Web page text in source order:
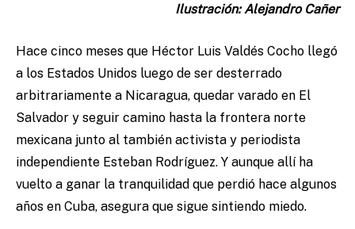
Ilustración: Alejandro Cañer
Hace cinco meses que Héctor Luis Valdés Cocho llegó
a los Estados Unidos luego de ser desterrado
arbitrariamente a Nicaragua, quedar varado en El
Salvador y seguir camino hasta la frontera norte
mexicana junto al también activista y periodista
independiente Esteban Rodríguez. Y aunque allí ha
vuelto a ganar la tranquilidad que perdió hace algunos
años en Cuba, asegura que sigue sintiendo miedo.